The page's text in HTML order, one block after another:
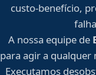
custo-benefício,
A nossa equipe de
para agir a
Executamos